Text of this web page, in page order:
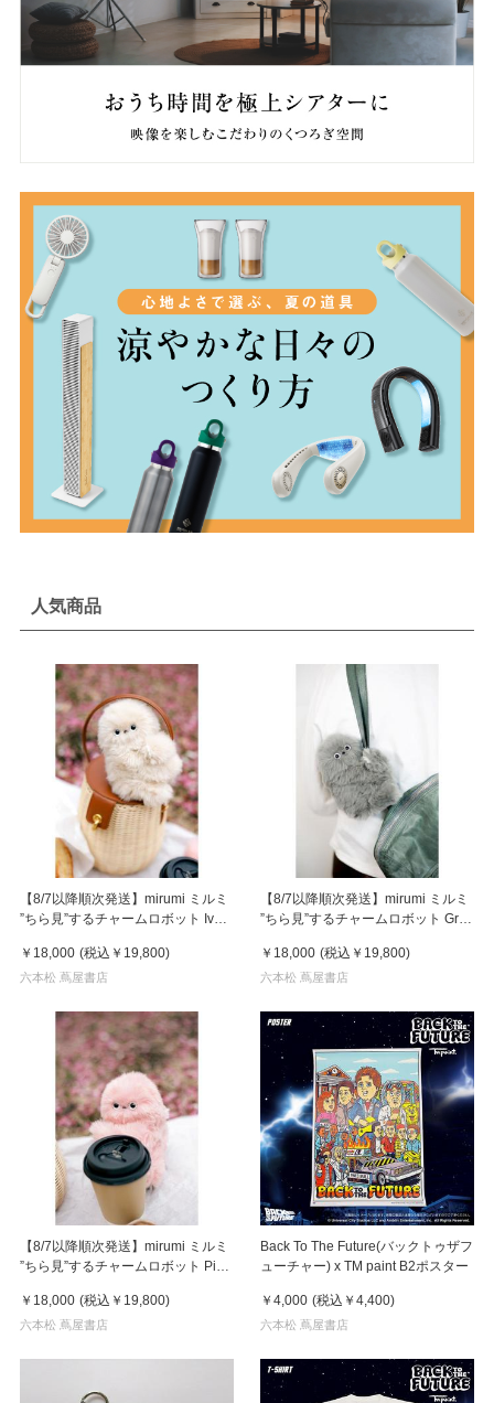
人気商品
【8/7以降順次発送】mirumi ミルミ
”ちら見”するチャームロボット Ivory
￥18,000 (税込 ￥19,800)
六本松 蔦屋書店
【8/7以降順次発送】mirumi ミルミ
”ちら見”するチャームロボット Gray
￥18,000 (税込 ￥19,800)
六本松 蔦屋書店
【8/7以降順次発送】mirumi ミルミ
”ちら見”するチャームロボット Pink
￥18,000 (税込 ￥19,800)
六本松 蔦屋書店
Back To The Future(バックトゥザフ
ューチャー) x TM paint B2ポスター
￥4,000 (税込 ￥4,400)
六本松 蔦屋書店